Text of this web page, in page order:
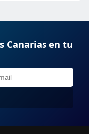
Canarias en tu